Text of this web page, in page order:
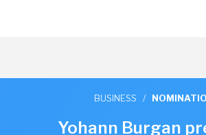
BUSINESS /
Yohann Burgan